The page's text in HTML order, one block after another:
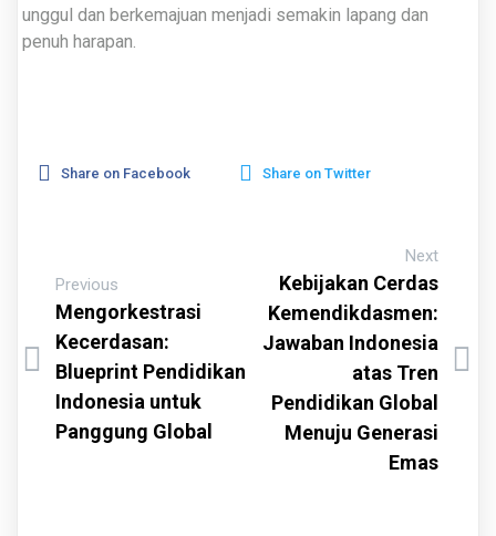
unggul dan berkemajuan menjadi semakin lapang dan
penuh harapan.
Share on Facebook Share on Twitter
Previous
Mengorkestrasi
Kecerdasan:
Blueprint Pendidikan
Indonesia untuk
Panggung Global
Next
Kebijakan Cerdas
Kemendikdasmen:
Jawaban Indonesia
atas Tren
Pendidikan Global
Menuju Generasi
Emas